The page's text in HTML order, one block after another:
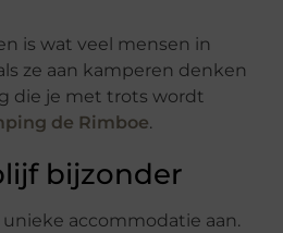
is wat veel mensen in
ze aan kamperen denken
die je met trots wordt
de Rimboe.
bijzonder
accommodatie aan.